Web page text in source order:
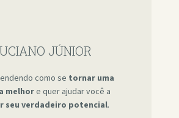
JÚNIOR
como se tornar uma
melhore quer ajudar você a
seu verdadeiro potencial.